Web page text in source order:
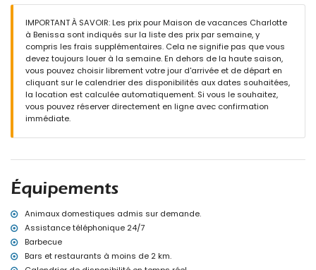
profondeur
Jardin avec gravier, arbres et mobilier de jardin avec transats
2 vérandas / jardins d'hiver
Barbecue
Coin salon extérieur et coin repas extérieur
Espace de stationnement privé
Plus d'informations
Ville la plus proche : Moraira (à moins de 5 kilomètres de la
maison)
kilomètres de la maison)
maison)
Parc le plus proche : Pinar del Advocat (à moins de 4 kilomètres de
la maison)
Aéroport le plus proche : Alicante (à moins de 100 kilomètres de la
Interdiction de fumer
IMPORTANT À SAVOIR: Les prix pour Maison de vacances Charlotte
à Benissa sont indiqués sur la liste des prix par semaine, y
compris les frais supplémentaires. Cela ne signifie pas que vous
devez toujours louer à la semaine. En dehors de la haute saison,
vous pouvez choisir librement votre jour d'arrivée et de départ en
cliquant sur le calendrier des disponibilités aux dates souhaitées,
la location est calculée automatiquement. Si vous le souhaitez,
vous pouvez réserver directement en ligne avec confirmation
immédiate.
Équipements
Animaux domestiques admis sur demande.
Assistance téléphonique 24/7
Barbecue
Bars et restaurants à moins de 2 km.